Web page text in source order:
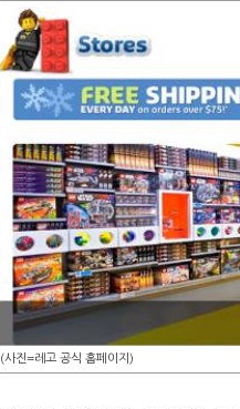
(사진=레고 공식 홈페이지)